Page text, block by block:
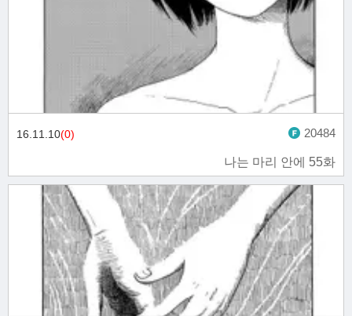
나는 마리 안에 55화
16.11.10(0) 20484